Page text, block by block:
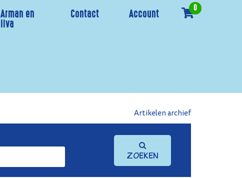
Arman en
Ilva
Contact Account 0
Artikelen archief
Zoeken